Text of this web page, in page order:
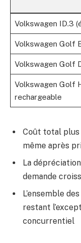
Volkswagen ID.3
Volkswagen Golf
Volkswagen Golf
Volkswagen Golf
rechargeable
Coût total
même après
La
demande
L’ensemble
restant
concurrentiel